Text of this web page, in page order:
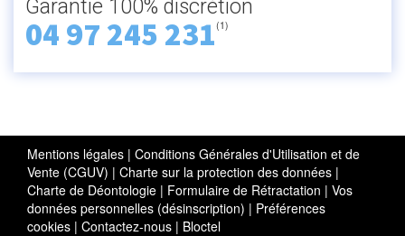
Garantie 100% discrétion
04 97 245 231(1)
Mentions légales | Conditions Générales d'Utilisation et de
Vente (CGUV) | Charte sur la protection des données |
Charte de Déontologie | Formulaire de Rétractation | Vos
données personnelles (désinscription) | Préférences
cookies | Contactez-nous | Bloctel